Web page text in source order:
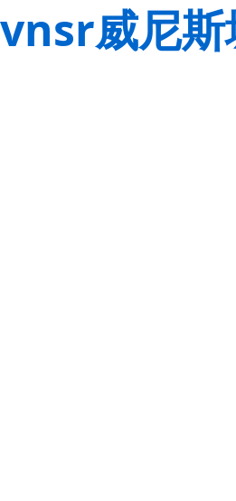
vnsr威尼斯